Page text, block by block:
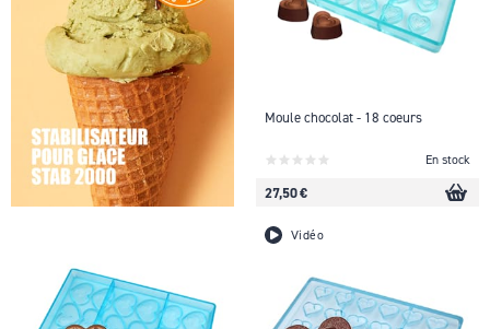
Moule chocolat - 18 coeurs
En stock
27,50 €
Vidéo